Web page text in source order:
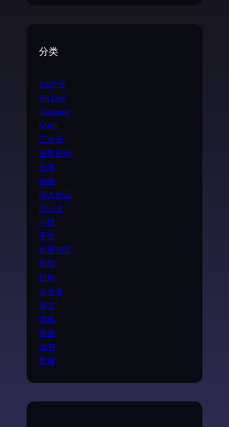
分类
2.5次元
AR Live
Galgame
MAD
三次元
业界评论
分享
动画
同人作品
同人文
心情
手游
新番扫雷
新闻
日影
未分类
杂文
游戏
漫画
读书
野球